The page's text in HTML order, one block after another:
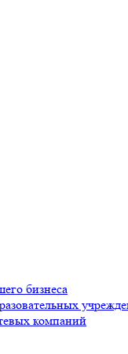
бизнеса
компаний